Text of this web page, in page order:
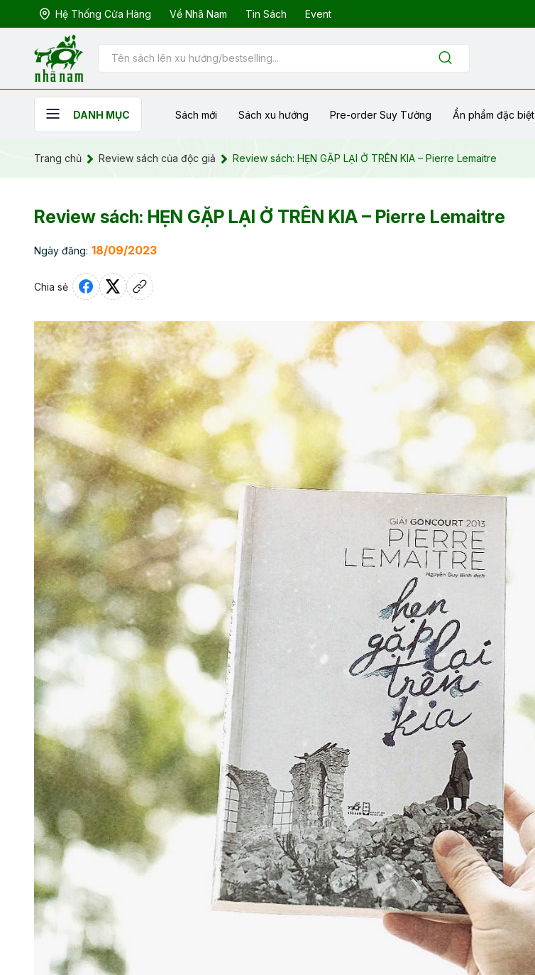
Hệ Thống Cửa Hàng Về Nhã Nam Tin Sách Event
DANH MỤC Sách mới Sách xu hướng Pre-order Suy Tưởng Ẩn phẩm đặc biệt
Trang chủ Review sách của độc giả Review sách: HẸN GẶP LẠI Ở TRÊN KIA – Pierre Lemaitre
Review sách: HẸN GẶP LẠI Ở TRÊN KIA – Pierre Lemaitre
Ngày đăng: 18/09/2023
Chia sẻ